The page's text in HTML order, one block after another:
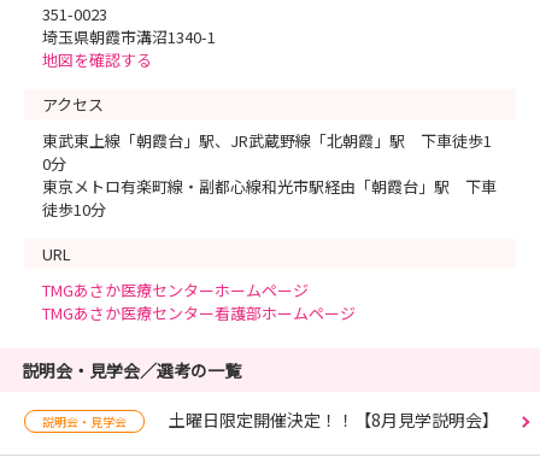
351-0023
埼玉県朝霞市溝沼1340-1
地図を確認する
アクセス
東武東上線「朝霞台」駅、JR武蔵野線「北朝霞」駅 下車徒歩1
0分
東京メトロ有楽町線・副都心線和光市駅経由「朝霞台」駅 下車
徒歩10分
URL
TMGあさか医療センターホームページ
TMGあさか医療センター看護部ホームページ
説明会・見学会／選考の一覧
説明会・見学会 土曜日限定開催決定！！【8月見学説明会】